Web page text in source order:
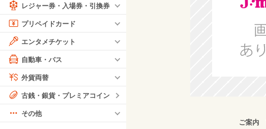
レジャー券・入場券・引換券
プリペイドカード
エンタメチケット
自動車・バス
外貨両替
古銭・銀貨・プレミアコイン
その他
ご案内